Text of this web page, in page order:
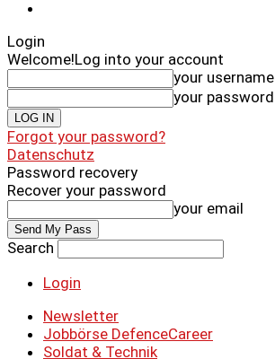
Login
Welcome!Log into your account
your username
your password
Forgot your password?
Datenschutz
Password recovery
Recover your password
your email
Search
Login
Newsletter
Jobbörse DefenceCareer
Soldat & Technik